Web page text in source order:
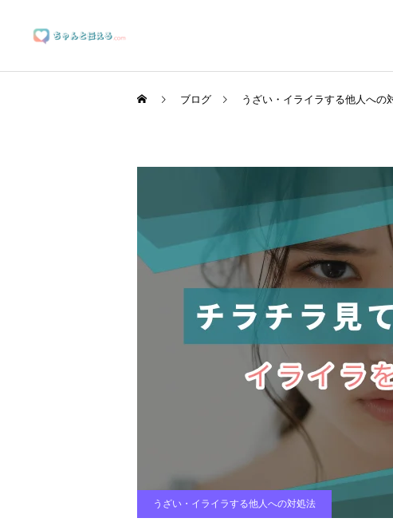
マーケティングサポート
ブログ うざい・イライラする他人への
うざい・イライラする他人への対処法